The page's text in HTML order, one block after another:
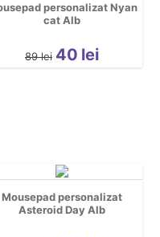
personalizat Nyan
cat Alb
89 lei 40 lei
Mousepad personalizat
Asteroid Day Alb